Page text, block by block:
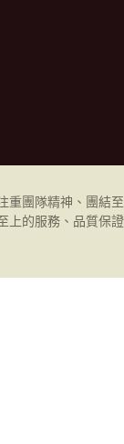
重團隊精神、團結至
上的服務、品質保證